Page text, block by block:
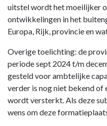
uitstel wordt het moeilijker
ontwikkelingen in het
Europa, Rijk, provincie en
Overige toelichting: de
periode sept 2024 t/m
gesteld voor ambtelijke
verder is nog niet bekend of
wordt versterkt. Als deze
wens om deze